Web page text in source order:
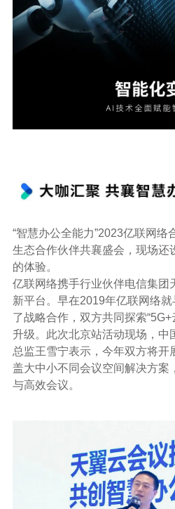
“智慧办公全能力”2023亿联网络
生态合作伙伴共襄盛会，现场还
的体验。
亿联网络携手行业伙伴电信集团
新平台。早在2019年亿联网络
了战略合作，双方共同探索
升级。此次北京站活动现场，中
总监王雪宁表示，今年双方将开
盖大中小不同会议空间解决方案
与高效会议。